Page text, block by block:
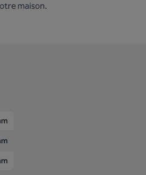
maison.